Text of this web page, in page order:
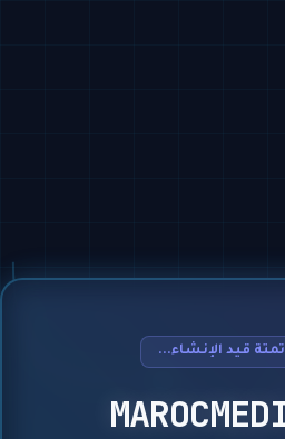
قيد الإنشاء...